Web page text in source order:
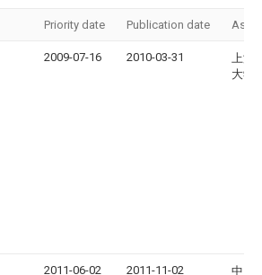
Priority date Publication date
2009-07-16 2010-03-31
上海
大学
2011-06-02 2011-11-02
中国